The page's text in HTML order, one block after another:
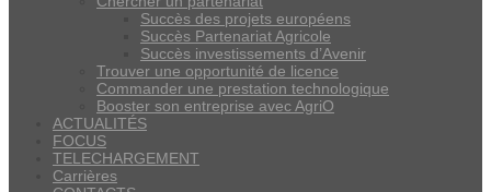
Succès des projets européens
Succès Partenariat Agricole
Succès investissements d’Avenir
Trouver une opportunité de licence
Commander une prestation technologique
Booster son entreprise avec AgriO
ACTUALITÉS
FOCUS
TELECHARGEMENT
Carrières